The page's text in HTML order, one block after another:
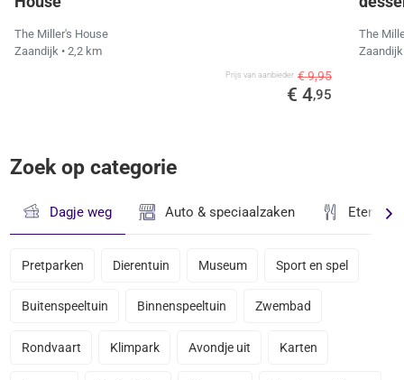
The Miller's House
Zaandijk • 2,2 km
Prijs van aanbieder € 9,95
€ 4,95
The
Zoek op categorie
Dagje weg Auto & speciaalzaken Eten &
Pretparken Dierentuin Museum Sport en spel
Buitenspeeltuin Binnenspeeltuin Zwembad
Rondvaart Klimpark Avondje uit Karten